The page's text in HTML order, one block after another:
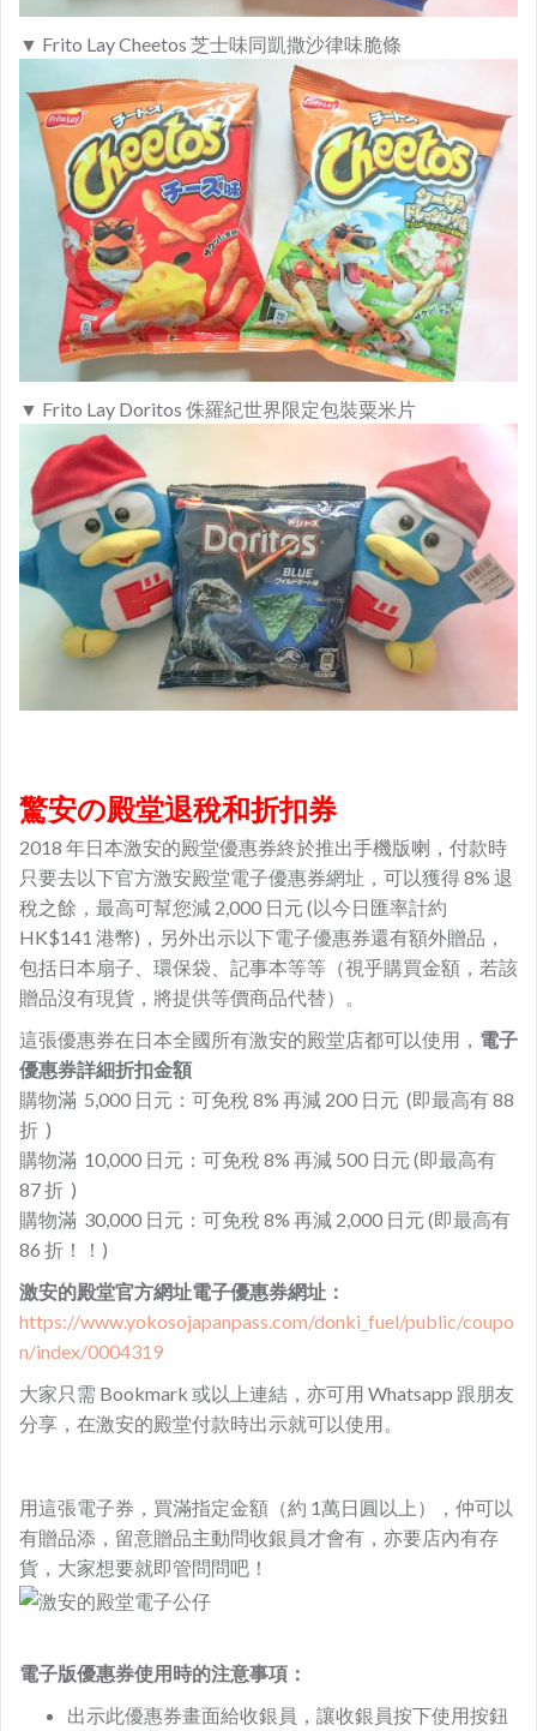
▼ Frito LayCheetos 芝士味同凱撒沙律味脆條
▼ Frito Lay Doritos 侏羅紀世界限定包裝粟米片
驚安の殿堂退稅和折扣券
2018 年日本激安的殿堂優惠券終於推出手機版喇，付款時
只要去以下官方激安殿堂電子優惠券網址，可以獲得 8% 退
稅之餘，最高可幫您減 2,000 日元 (以今日匯率計約
HK$141 港幣)，另外出示以下電子優惠券還有額外贈品，
包括日本扇子、環保袋、記事本等等（視乎購買金額，若該
贈品沒有現貨，將提供等價商品代替）。
這張優惠券在日本全國所有激安的殿堂店都可以使用， 電子
優惠券詳細折扣金額
購物滿 5,000 日元：可免稅 8% 再減 200 日元 (即最高有 88
折 )
購物滿 10,000 日元：可免稅 8% 再減 500 日元 (即最高有
87 折 )
購物滿 30,000 日元：可免稅 8% 再減 2,000 日元 (即最高有
86 折！！)
激安的殿堂官方網址電子優惠券網址：
https://www.yokosojapanpass.com/donki_fuel/public/coupo
n/index/0004319
大家只需 Bookmark 或以上連結，亦可用 Whatsapp 跟朋友
分享，在激安的殿堂付款時出示就可以使用。
用這張電子券，買滿指定金額（約 1萬日圓以上），仲可以
有贈品添，留意贈品主動問收銀員才會有，亦要店內有存
貨，大家想要就即管問問吧！
電子版優惠券使用時的注意事項：
出示此優惠券畫面給收銀員，讓收銀員按下使用按鈕